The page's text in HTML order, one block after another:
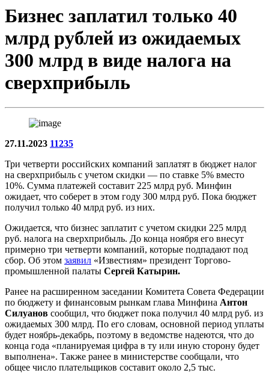
Бизнес заплатил только 40
млрд рублей из ожидаемых
300 млрд в виде налога на
сверхприбыль
27.11.2023 11235
Три четверти российских компаний заплатят в бюджет налог
на сверхприбыль с учетом скидки — по ставке 5% вместо
10%. Сумма платежей составит 225 млрд руб. Минфин
ожидает, что соберет в этом году 300 млрд руб. Пока бюджет
получил только 40 млрд руб. из них.
Ожидается, что бизнес заплатит с учетом скидки 225 млрд
руб. налога на сверхприбыль. До конца ноября его внесут
примерно три четверти компаний, которые подпадают под
сбор. Об этом заявил «Известиям» президент Торгово-
промышленной палаты Сергей Катырин.
Ранее на расширенном заседании Комитета Совета Федерации
по бюджету и финансовым рынкам глава Минфина Антон
Силуанов сообщил, что бюджет пока получил 40 млрд руб. из
ожидаемых 300 млрд. По его словам, основной период уплаты
будет ноябрь-декабрь, поэтому в ведомстве надеются, что до
конца года «планируемая цифра в ту или иную сторону будет
выполнена». Также ранее в министерстве сообщали, что
общее число плательщиков составит около 2,5 тыс.